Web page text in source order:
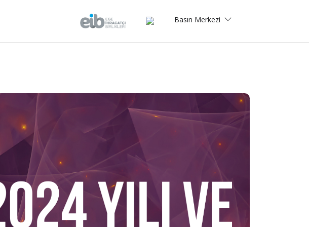
Basın Merkezi